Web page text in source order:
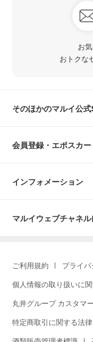
お
おトクな
そのほかのマルイ公
会員登録・エポスカ
インフォメーション
マルイウェブチャネ
ご利用規約 プライ
個人情報の取り扱いに
丸井グループ カスタマ
特定商取引に関する法